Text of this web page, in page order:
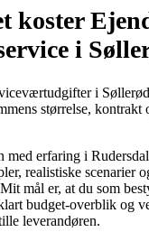
koster
i
i
størrelse, kontrakt
med erfaring i
realistiske scenarier
mål er, at du som
budget‑overblik og
leverandøren.